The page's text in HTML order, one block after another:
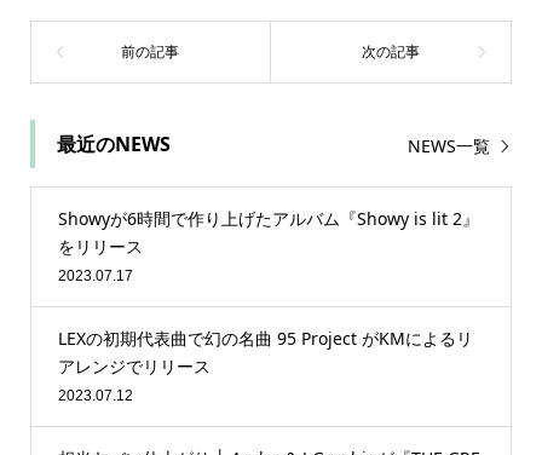
最近のNEWS NEWS一覧
Showyが6時間で作り上げたアルバム『Showy is lit 2』
をリリース
2023.07.17
LEXの初期代表曲で幻の名曲 95 Project がKMによるリ
アレンジでリリース
2023.07.12